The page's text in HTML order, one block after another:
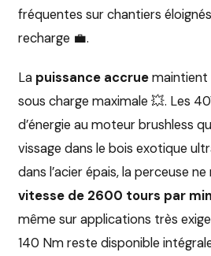
fréquentes sur chantiers
recharge 💼.
La puissance accruemaintient
sous charge maximale 💥. Les
d’énergie au moteur brushless
vissage dans le bois exotique
dans l’acier épais, la perceuse
vitesse de 2600 tours par
même sur applications très
140 Nm reste disponible